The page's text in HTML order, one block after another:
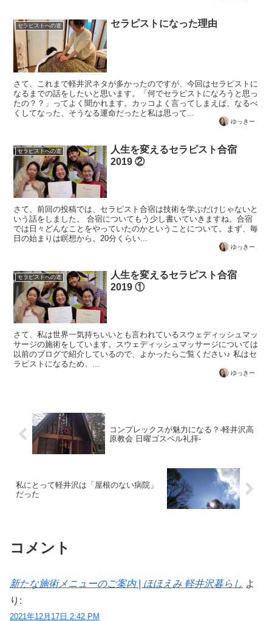
セラピストへの道 セラピストになった理由
さて、これまで軽井沢ネタが多かったのですが、今回はセラピストに
なるまでの話をしたいと思います。「何でセラピストになろうと思っ
たの？？」ってよく聞かれます。カッコよく言ってしまえば、なるべ
くしてなった、そうなる運命だったと私は思って...
ゆっきー
セラピストへの道
人生を変えるセラピスト合宿
2019 ②
さて、前回の投稿では、セラピスト合宿は技術を学ぶだけじゃないと
いう話をしました。 合宿についてもう少し書いていきますね。合宿
では日々どんなことをやっていたのかということについて。まず、毎
日の始まりは瞑想から。20分くらい...
ゆっきー
セラピストへの道
人生を変えるセラピスト合宿
2019 ①
さて、私は世界一気持ちいいとも言われているスウェディッシュマッ
サージの施術をしています。スウェディッシュマッサージについては
以前のブログで紹介しているので、よかったらご覧ください♪ 私はセ
ラピストになるため、...
ゆっきー
コンプレックスが魅力になる？-軽井沢高
原教会 日曜ゴスペル礼拝-
私にとって軽井沢は「屋根のない病院」
だった
コメント
新たな施術メニューのご案内 | ほほえみ 軽井沢暮らし よ
り:
2021年12月17日 2:42 PM